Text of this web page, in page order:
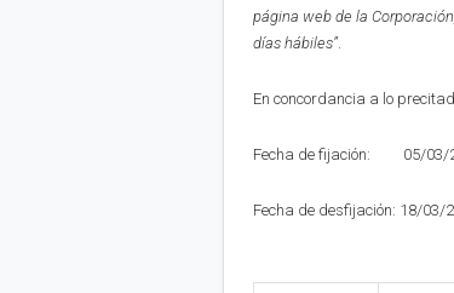
página web de la
días hábiles”.
En concordancia a lo
Fecha de fijación: 05/03/
Fecha de desfijación: 18/03/